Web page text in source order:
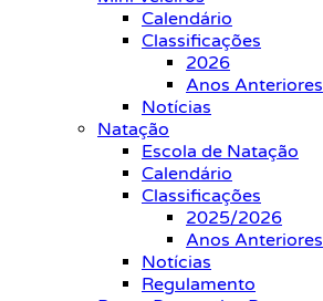
Calendário
Classificações
2026
Anos Anteriores
Notícias
Natação
Escola de Natação
Calendário
Classificações
2025/2026
Anos Anteriores
Notícias
Regulamento